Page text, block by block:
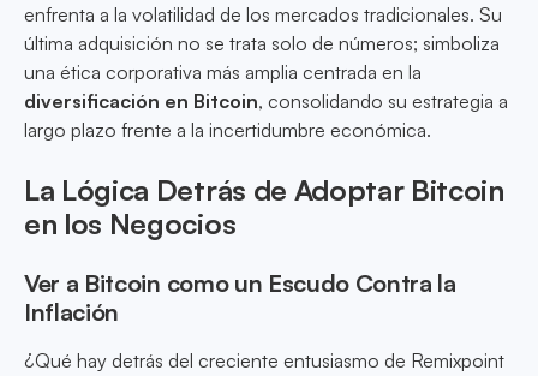
enfrenta a la volatilidad de los mercados tradicionales. Su
última adquisición no se trata solo de números; simboliza
una ética corporativa más amplia centrada en la
diversificación en Bitcoin, consolidando su estrategia a
largo plazo frente a la incertidumbre económica.
La Lógica Detrás de Adoptar Bitcoin
en los Negocios
Ver a Bitcoin como un Escudo Contra la
Inflación
¿Qué hay detrás del creciente entusiasmo de Remixpoint